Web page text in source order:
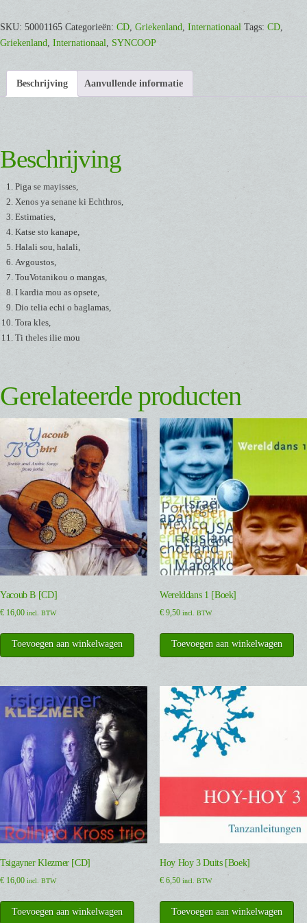
/
Palio-
[CD]
aantal
SKU: 50001165 Categorieën: CD Griekenland Internationaal Tags: CD
Griekenland Internationaal SYNCOOP
Beschrijving Aanvullende informatie
Beschrijving
Piga se mayisses,
Xenos ya senane ki Echthros,
Estimaties,
Katse sto kanape,
Halali sou, halali,
Avgoustos,
TouVotanikou o mangas,
I kardia mou as opsete,
Dio telia echi o baglamas,
Tora kles,
Ti theles ilie mou
Gerelateerde producten
Yacoub B [CD]
€ 16,00 incl. BTW
Toevoegen aan winkelwagen
Werelddans 1 [Boek]
€9,50 incl. BTW
Toevoegen aan winkelwagen
Tsigayner Klezmer [CD]
€ 16,00 incl. BTW
Toevoegen aan winkelwagen
Hoy Hoy 3 Duits [Boek]
€6,50 incl. BTW
Toevoegen aan winkelwagen